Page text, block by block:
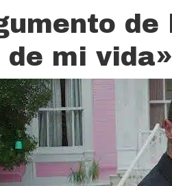
de mi vida»